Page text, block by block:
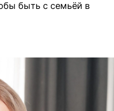
быть с семьёй в